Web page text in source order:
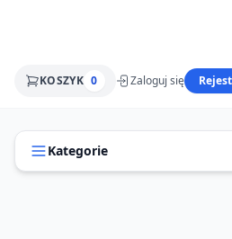
KOSZYK 0 Zaloguj się
Kategorie